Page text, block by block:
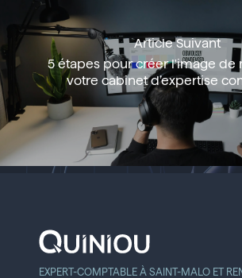
Article Suivant
5 étapes pour créer l'image de
votre cabinet d’expertise
EXPERT-COMPTABLE À SAINT-MALO ET